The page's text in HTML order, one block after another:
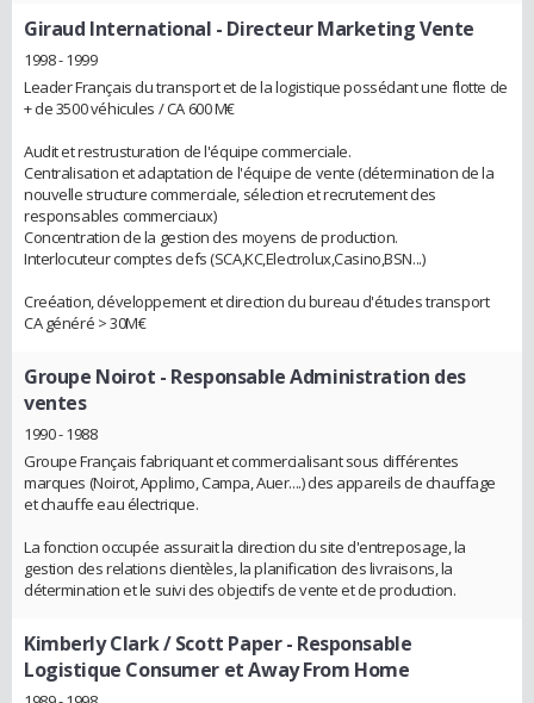
Giraud International - Directeur Marketing Vente
1998 - 1999
Leader Français du transport et de la logistique possédant une flotte de
+ de 3500 véhicules / CA 600 M€
Audit et restrusturation de l'équipe commerciale.
Centralisation et adaptation de l'équipe de vente (détermination de la
nouvelle structure commerciale, sélection et recrutement des
responsables commerciaux)
Concentration de la gestion des moyens de production.
Interlocuteur comptes clefs (SCA,KC,Electrolux,Casino,BSN...)
Creéation, développement et direction du bureau d'études transport
CA généré > 30M€
Groupe Noirot - Responsable Administration des
ventes
1990 - 1988
Groupe Français fabriquant et commercialisant sous différentes
marques (Noirot, Applimo, Campa, Auer....) des appareils de chauffage
et chauffe eau électrique.
La fonction occupée assurait la direction du site d'entreposage, la
gestion des relations clientèles, la planification des livraisons, la
détermination et le suivi des objectifs de vente et de production.
Kimberly Clark / Scott Paper- Responsable
Logistique Consumer et Away From Home